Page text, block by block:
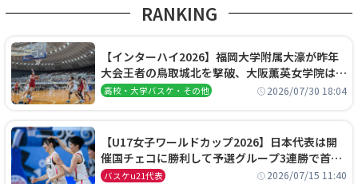
RANKING
【インターハイ2026】福岡大学附属大濠が昨年
大会王者の鳥取城北を撃破、大阪薫英女学院は岐
阜女子に完勝、大会3日目試合結果
高校・大学バスケ・その他 2026/07/30 18:04
【U17女子ワールドカップ2026】日本代表は開
催国チェコに勝利して予選グループ3連勝で首位
通過！準々決勝の相手はエジプトに決定
バスケu21代表 2026/07/15 11:40